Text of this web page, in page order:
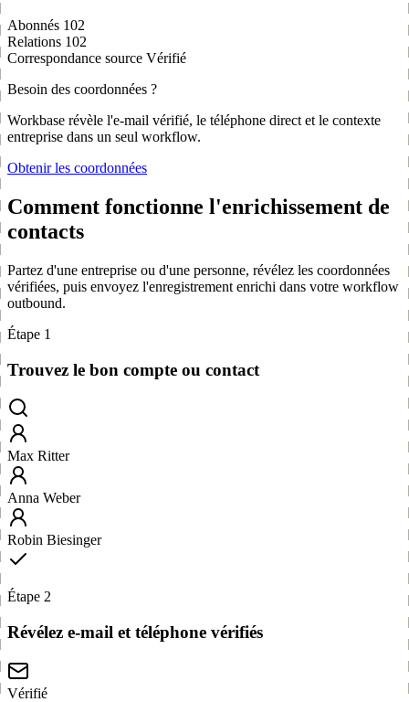
Abonnés 102
Relations 102
Correspondance source Vérifié
Besoin des coordonnées ?
Workbase révèle l'e-mail vérifié, le téléphone direct et le contexte
entreprise dans un seul workflow.
Obtenir les coordonnées
Comment fonctionne l'enrichissement de
contacts
Partez d'une entreprise ou d'une personne, révélez les coordonnées
vérifiées, puis envoyez l'enregistrement enrichi dans votre workflow
outbound.
Étape 1
Trouvez le bon compte ou contact
Max Ritter
Anna Weber
Robin Biesinger
Étape 2
Révélez e-mail et téléphone vérifiés
Vérifié